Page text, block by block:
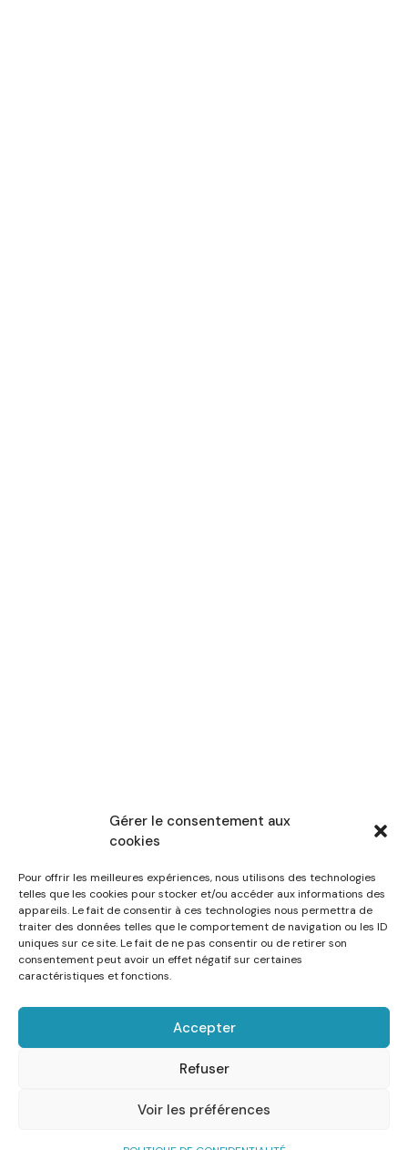
Gérer le consentement aux
cookies
Pour offrir les meilleures expériences, nous utilisons des technologies
telles que les cookies pour stocker et/ou accéder aux informations des
appareils. Le fait de consentir à ces technologies nous permettra de
traiter des données telles que le comportement de navigation ou les ID
uniques sur ce site. Le fait de ne pas consentir ou de retirer son
consentement peut avoir un effet négatif sur certaines
caractéristiques et fonctions.
Accepter
Refuser
Voir les préférences